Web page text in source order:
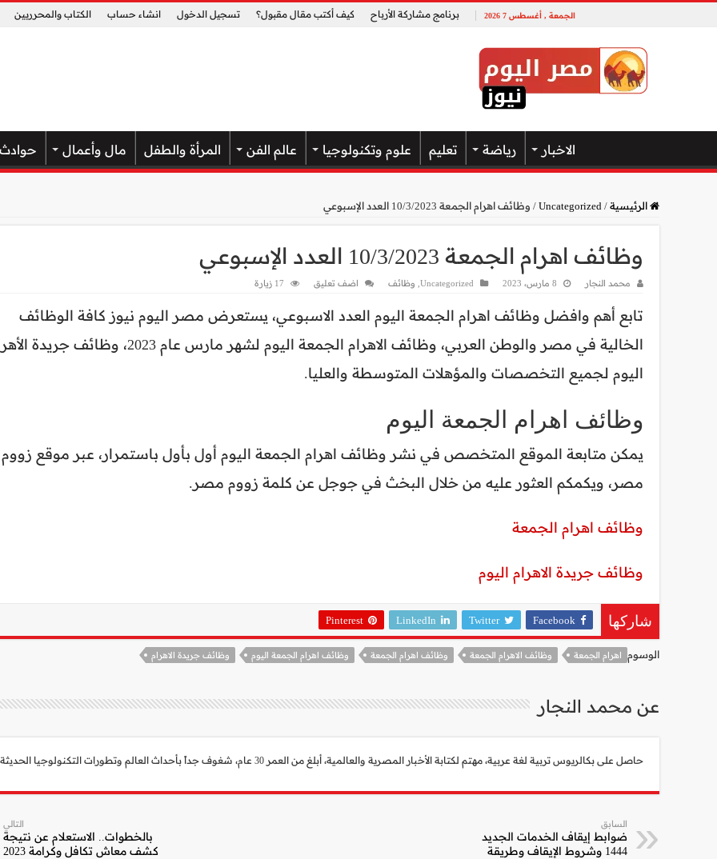
الجمعة , أغسطس 7 2026 برنامج مشاركة الأرباح كيف أكتب مقال مقبول؟ تسجيل الدخول انشاء حساب الكتاب والمحرريين
الاخبار رياضة تعليم علوم وتكنولوجيا عالم الفن المرأة والطفل مال وأعمال حوادث
الرئيسية/
Uncategorized
/ وظائف اهرام الجمعة 10/3/2023 العدد الإسبوعي
وظائف اهرام الجمعة 10/3/2023 العدد الإسبوعي
محمد النجار 8 مارس، 2023 Uncategorized
, وظائف اضف تعليق 17 زيارة
تابع أهم وافضل وظائف اهرام الجمعة اليوم العدد الاسبوعي، يستعرض مصر اليوم نيوز كافة الوظائف
الخالية في مصر والوطن العربي، وظائف الاهرام الجمعة اليوم لشهر مارس عام 2023، وظائف
اليوم لجميع التخصصات والمؤهلات المتوسطة والعليا.
وظائف اهرام الجمعة اليوم
يمكن متابعة الموقع المتخصص في نشر وظائف اهرام الجمعة اليوم أول بأول باستمرار، عبر موقع زووم
مصر، ويكمكم العثور عليه من خلال البخث في جوجل عن كلمة زووم مصر.
وظائف اهرام الجمعة
وظائف جريدة الاهرام اليوم
شاركها Facebook
Twitter
LinkedIn
Pinterest
الوسوم اهرام الجمعة وظائف الاهرام الجمعة وظائف اهرام الجمعة وظائف اهرام الجمعة اليوم وظائف جريدة الاهرام
عن محمد النجار
حاصل على بكالريوس تربية لغة عربية، مهتم لكتابة الأخبار المصرية والعالمية، أبلغ من العمر 30 عام، شغوف جداً بأحداث العالم وتطورات التكنولوجيا الحديثة.
السابق
ضوابط إيقاف الخدمات الجديد
1444 وشروط الإيقاف وطريقة
التالي
بالخطوات.. الاستعلام عن نتيجة
كشف معاش تكافل وكرامة 2023